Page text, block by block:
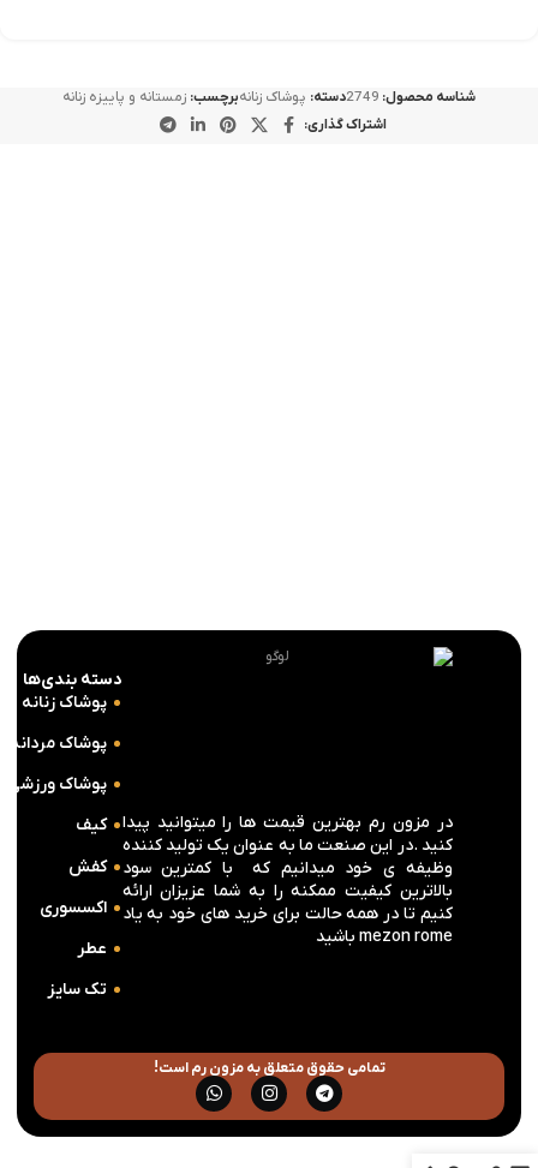
شناسه محصول: 2749دسته: پوشاک زنانهبرچسب: زمستانه و پاییزه زنانه
اشتراک گذاری:
در مزون رم بهترین قیمت ها را میتوانید پیدا
کنید .در این صنعت ما به عنوان یک تولید کننده
وظیفه ی خود میدانیم که با کمترین سود
بالاترین کیفیت ممکنه را به شما عزیزان ارائه
کنیم تا در همه حالت برای خرید های خود به یاد
mezon rome باشید
دسته بندی‌ها
پوشاک زنانه
پوشاک مردانه
پوشاک ورزشی
کیف
کفش
اکسسوری
عطر
تک سایز
تمامی حقوق متعلق به مزون رم است!